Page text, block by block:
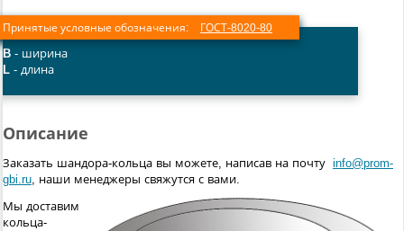
Принятые условные обозначения: ГОСТ-8020-80
B - ширина
L - длина
Описание
Заказать шандора-кольца вы можете, написав на почту info@prom-
gbi.ru, наши менеджеры свяжутся с вами.
Мы доставим
кольца-